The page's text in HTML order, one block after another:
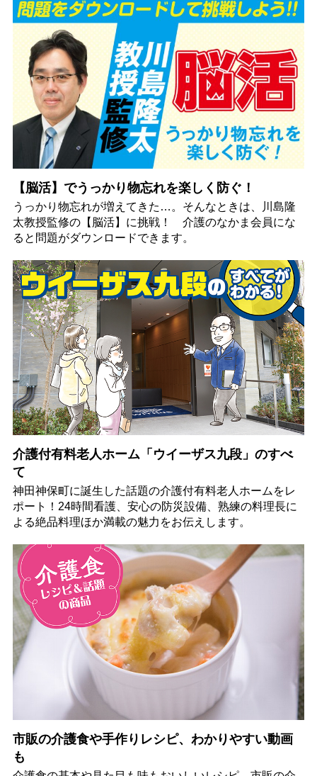
【脳活】でうっかり物忘れを楽しく防ぐ！
うっかり物忘れが増えてきた…。そんなときは、川島隆
太教授監修の【脳活】に挑戦！ 介護のなかま会員にな
ると問題がダウンロードできます。
介護付有料老人ホーム「ウイーザス九段」のすべ
て
神田神保町に誕生した話題の介護付有料老人ホームをレ
ポート！24時間看護、安心の防災設備、熟練の料理長に
よる絶品料理ほか満載の魅力をお伝えします。
市販の介護食や手作りレシピ、わかりやすい動画
も